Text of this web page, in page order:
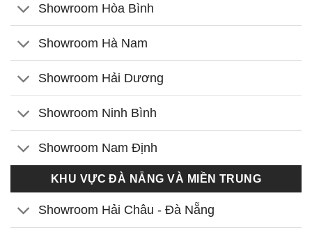
Showroom Hòa Bình
Showroom Hà Nam
Showroom Hải Dương
Showroom Ninh Bình
Showroom Nam Định
KHU VỰC ĐÀ NẴNG VÀ MIỀN TRUNG
Showroom Hải Châu - Đà Nẵng